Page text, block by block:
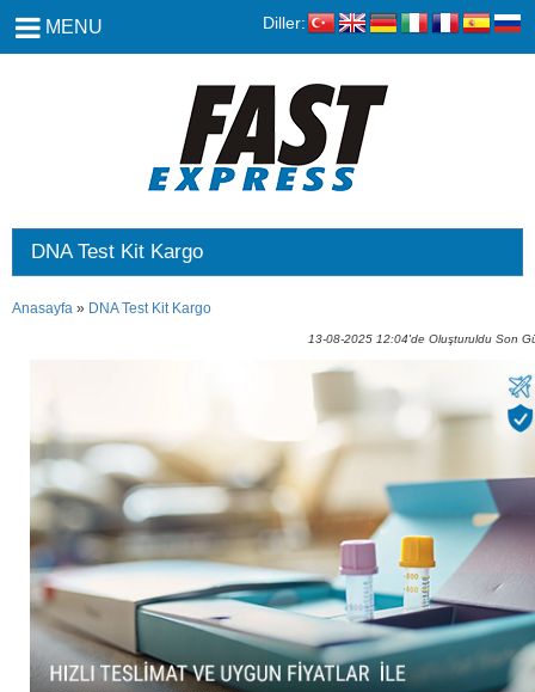
MENU Diller:
DNA Test Kit Kargo
Anasayfa » DNA Test Kit Kargo
13-08-2025 12:04'de Oluşturuldu Son